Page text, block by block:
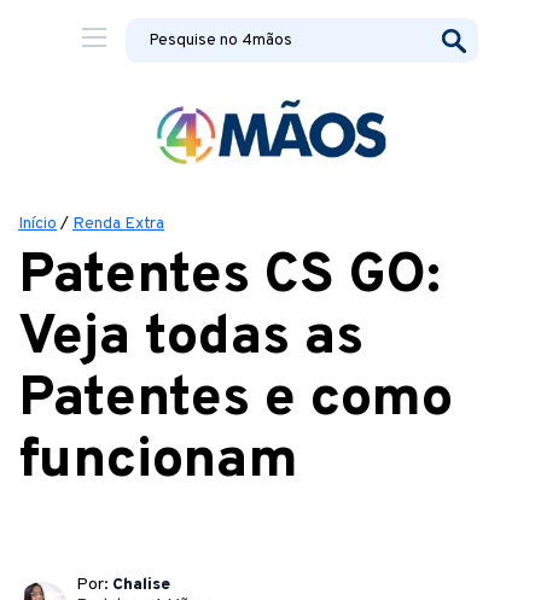
Início / Renda Extra
Patentes CS GO:
Veja todas as
Patentes e como
funcionam
Por: Chalise